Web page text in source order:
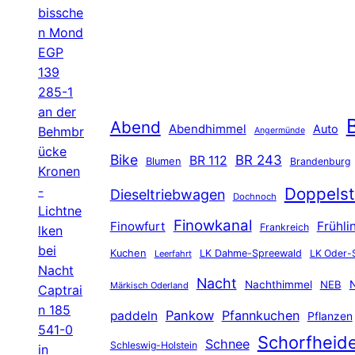
bissche
n Mond
EGP
139
285-1
an der
Behmbr
ücke
Kronen
-
Lichtne
lken
bei
Nacht
Captrai
n 185
541-0
in
Abend Abendhimmel Angermünde Auto
Bike Blumen BR 112 BR 243 Brandenburg
Dieseltriebwagen Dochnoch
Finowfurt Finowkanal Frankreich
Kuchen Leerfahrt LK Dahme-Spreewald LK Oder-
Märkisch Oderland Nacht Nachthimmel NEB
paddeln Pankow Pfannkuchen Pflanzen
Schleswig-Holstein Schnee